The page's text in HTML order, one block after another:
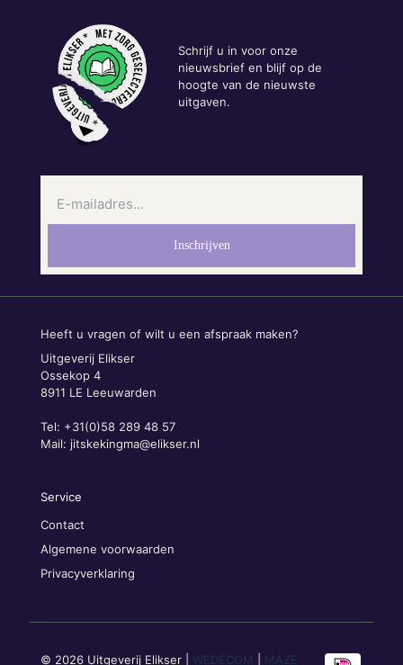
Schrijf u in voor onze
nieuwsbrief en blijf op de
hoogte van de nieuwste
uitgaven.
Heeft u vragen of wilt u een afspraak maken?
Uitgeverij Elikser
Ossekop 4
8911 LE Leeuwarden
Tel: +31(0)58 289 48 57
Mail: jitskekingma@elikser.nl
Service
Contact
Algemene voorwaarden
Privacyverklaring
© 2026 Uitgeverij Elikser | WEDECOM MAZE